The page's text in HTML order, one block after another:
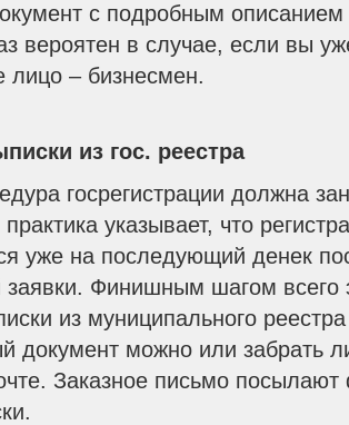
с подробным описанием
вероятен в случае, если вы
лицо – бизнесмен.
из гос. реестра
госрегистрации должна
указывает, что
уже на последующий денек
заявки. Финишным шагом всего
из муниципального
документ можно или забрать
Заказное письмо